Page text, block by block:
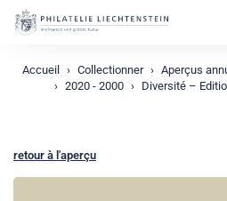
Accueil Collectionner Aperçus
2020 - 2000
Diversité –
retour à l'aperçu